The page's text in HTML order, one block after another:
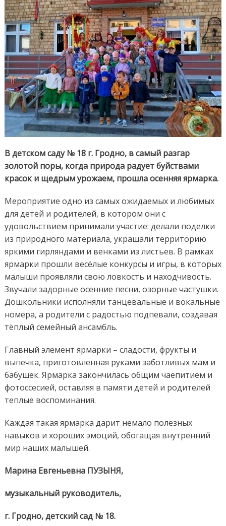
саду
В детском саду № 18 г. Гродно, в самый разгар
золотой поры, когда природа радует буйствами
красок и щедрым урожаем, прошла осенняя ярмарка.
Мероприятие одно из самых ожидаемых и любимых
для детей и родителей, в котором они с
удовольствием принимали участие: делали поделки
из природного материала, украшали территорию
яркими гирляндами и венками из листьев. В рамках
ярмарки прошли весёлые конкурсы и игры, в которых
малыши проявляли свою ловкость и находчивость.
Звучали задорные осенние песни, озорные частушки.
Дошкольники исполняли танцевальные и вокальные
номера, а родители с радостью подпевали, создавая
тёплый семейный ансамбль.
Главный элемент ярмарки – сладости, фрукты и
выпечка, приготовленная руками заботливых мам и
бабушек. Ярмарка закончилась общим чаепитием и
фотоссесией, оставляя в памяти детей и родителей
теплые воспоминания.
Каждая такая ярмарка дарит немало полезных
навыков и хороших эмоций, обогащая внутренний
мир наших малышей.
Марина Евгеньевна ПУЗЫНЯ,
музыкальный руководитель,
г. Гродно, детский сад № 18.